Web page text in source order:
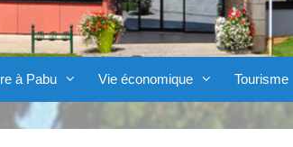
à Pabu Vie économique Tourisme